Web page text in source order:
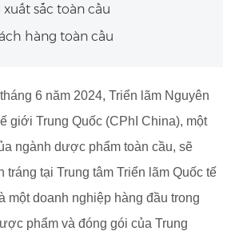
sắc toàn cầu
hàng toàn cầu
6 năm 2024, Triển lãm Nguyên
giới Trung Quốc (CPhI China), một
ngành dược phẩm toàn cầu, sẽ
tại Trung tâm Triển lãm Quốc tế
một doanh nghiệp hàng đầu trong
phẩm và đóng gói của Trung